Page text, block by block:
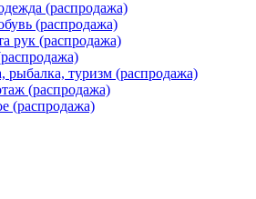
(распродажа)
(распродажа)
рук (распродажа)
рыбалка, туризм (распродажа)
(распродажа)
(распродажа)